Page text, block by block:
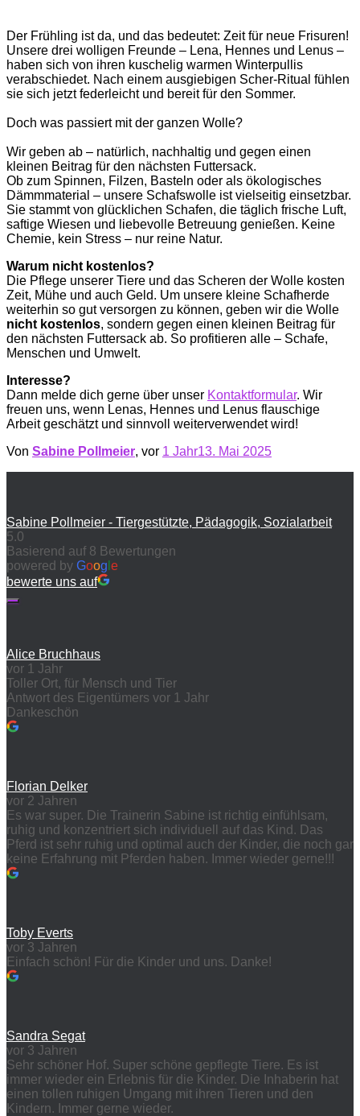
Der Frühling ist da, und das bedeutet: Zeit für neue Frisuren!
Unsere drei wolligen Freunde – Lena, Hennes und Lenus –
haben sich von ihren kuschelig warmen Winterpullis
verabschiedet. Nach einem ausgiebigen Scher-Ritual fühlen
sie sich jetzt federleicht und bereit für den Sommer.
Doch was passiert mit der ganzen Wolle?
Wir geben ab – natürlich, nachhaltig und gegen einen
kleinen Beitrag für den nächsten Futtersack.
Ob zum Spinnen, Filzen, Basteln oder als ökologisches
Dämmmaterial – unsere Schafswolle ist vielseitig einsetzbar.
Sie stammt von glücklichen Schafen, die täglich frische Luft,
saftige Wiesen und liebevolle Betreuung genießen. Keine
Chemie, kein Stress – nur reine Natur.
Warum nicht kostenlos?
Die Pflege unserer Tiere und das Scheren der Wolle kosten
Zeit, Mühe und auch Geld. Um unsere kleine Schafherde
weiterhin so gut versorgen zu können, geben wir die Wolle
nicht kostenlos, sondern gegen einen kleinen Beitrag für
den nächsten Futtersack ab. So profitieren alle – Schafe,
Menschen und Umwelt.
Interesse?
Dann melde dich gerne über unser Kontaktformular. Wir
freuen uns, wenn Lenas, Hennes und Lenus flauschige
Arbeit geschätzt und sinnvoll weiterverwendet wird!
Von Sabine Pollmeier, vor 1 Jahr13. Mai 2025
Sabine Pollmeier - Tiergestützte, Pädagogik, Sozialarbeit
5.0
Basierend auf 8 Bewertungen
powered by Goog e
bewerte uns auf
Alice Bruchhaus
vor 1 Jahr
Toller Ort, für Mensch und Tier
Antwort des Eigentümers vor 1 Jahr
Dankeschön
Florian Delker
vor 2 Jahren
Es war super. Die Trainerin Sabine ist richtig einfühlsam,
ruhig und konzentriert sich individuell auf das Kind. Das
Pferd ist sehr ruhig und optimal auch der Kinder, die noch gar
keine Erfahrung mit Pferden haben. Immer wieder gerne!!!
Toby Everts
vor 3 Jahren
Einfach schön! Für die Kinder und uns. Danke!
Sandra Segat
vor 3 Jahren
Sehr schöner Hof. Super schöne gepflegte Tiere. Es ist
immer wieder ein Erlebnis für die Kinder. Die Inhaberin hat
einen tollen ruhigen Umgang mit ihren Tieren und den
Kindern. Immer gerne wieder.